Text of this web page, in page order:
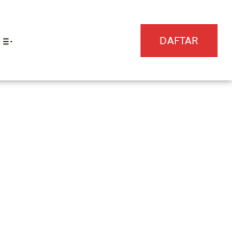
DAFTAR